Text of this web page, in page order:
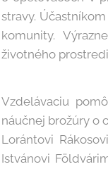
stravy.
komunity.
životného
Vzdelávaciu
náučnej brožúry o
Lorántovi
Istvánovi